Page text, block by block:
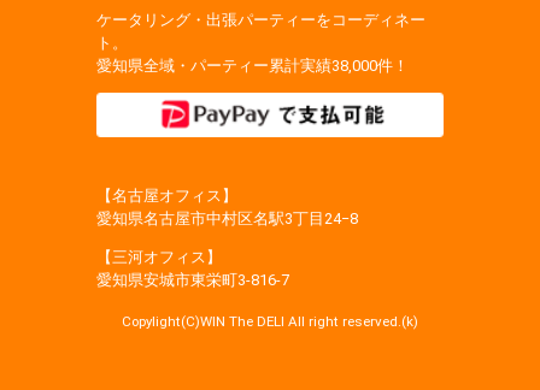
ケータリング・出張パーティーをコーディネー
ト。
愛知県全域・パーティー累計実績38,000件！
【名古屋オフィス】
愛知県名古屋市中村区名駅3丁目24−8
【三河オフィス】
愛知県安城市東栄町3‐816‐7
Copylight(C)WIN The DELI All right reserved.(k)